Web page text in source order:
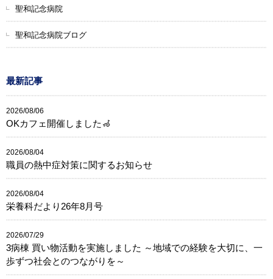
聖和記念病院
聖和記念病院ブログ
最新記事
2026/08/06
OKカフェ開催しました🦽
2026/08/04
職員の熱中症対策に関するお知らせ
2026/08/04
栄養科だより26年8月号
2026/07/29
3病棟 買い物活動を実施しました ～地域での経験を大切に、一
歩ずつ社会とのつながりを～